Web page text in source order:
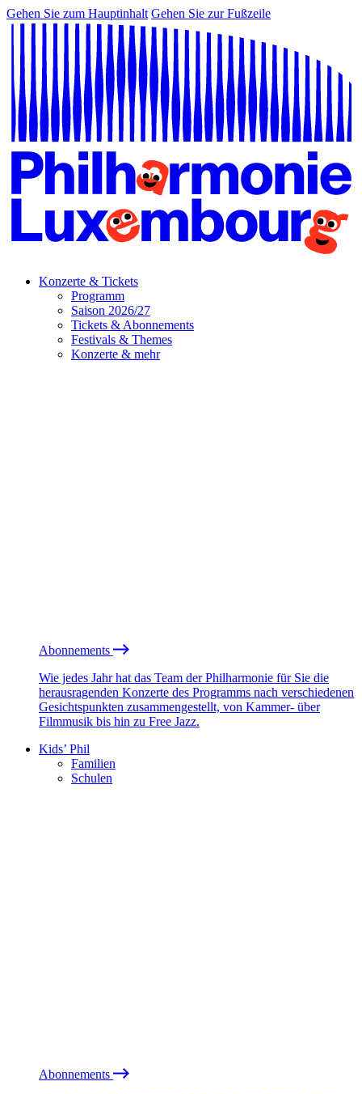
Gehen Sie zum Hauptinhalt Gehen Sie zur Fußzeile
Konzerte & Tickets
Programm
Saison 2026/27
Tickets & Abonnements
Festivals & Themes
Konzerte & mehr
Abonnements
Wie jedes Jahr hat das Team der Philharmonie für Sie die
herausragenden Konzerte des Programms nach verschiedenen
Gesichtspunkten zusammengestellt, von Kammer- über
Filmmusik bis hin zu Free Jazz.
Kids’ Phil
Familien
Schulen
Abonnements